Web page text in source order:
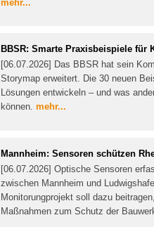
mehr...
BBSR: Smarte Praxisbeispiele für
[06.07.2026] Das BBSR hat sein
Storymap erweitert. Die 30 neuen
Lösungen entwickeln – und was
können. mehr...
Mannheim: Sensoren schützen
[06.07.2026] Optische Sensoren
zwischen Mannheim und
Monitorungprojekt soll dazu
Maßnahmen zum Schutz der